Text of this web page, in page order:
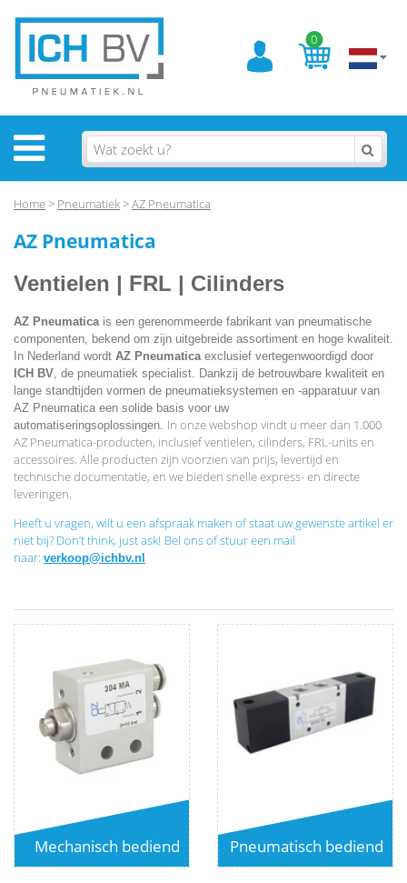
0
Home> Pneumatiek>AZ Pneumatica
AZ Pneumatica
Ventielen | FRL | Cilinders
AZ Pneumatica is een gerenommeerde fabrikant van pneumatische
componenten, bekend om zijn uitgebreide assortiment en hoge kwaliteit.
In Nederland wordt AZ Pneumatica exclusief vertegenwoordigd door
ICH BV , de pneumatiek specialist. Dankzij de betrouwbare kwaliteit en
lange standtijden vormen de pneumatieksystemen en -apparatuur van
AZ Pneumatica een solide basis voor uw
automatiseringsoplossingen. In onze webshop vindt u meer dan 1.000
AZ Pneumatica-producten, inclusief ventielen, cilinders, FRL-units en
accessoires. Alle producten zijn voorzien van prijs, levertijd en
technische documentatie, en we bieden snelle express- en directe
leveringen.
Heeft u vragen, wilt u een afspraak maken of staat uw gewenste artikel er
niet bij? Don’t think, just ask! Bel ons of stuur een mail
naar: verkoop@ichbv.nl
Mechanisch bediend Pneumatisch bediend